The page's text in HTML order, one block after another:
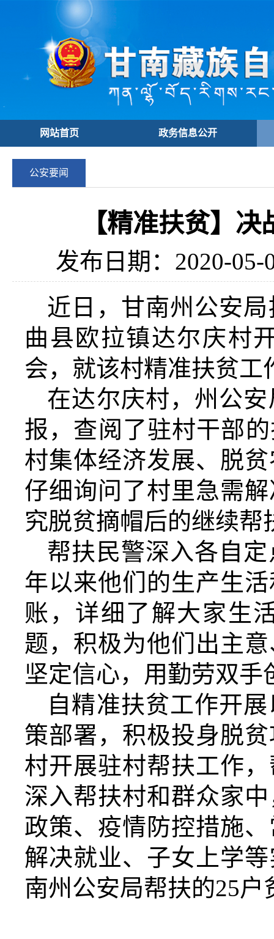
网站首页 政务信息公开
公安要闻
【精准扶贫】
发布日期：2020-05-
近日，甘南州公安
曲县欧拉镇达尔庆村
会，就该村精准扶贫
在达尔庆村，州公
报，查阅了驻村干部
村集体经济发展、脱
仔细询问了村里急需
究脱贫摘帽后的继续帮
帮扶民警深入各自
年以来他们的生产生
账，详细了解大家生
题，积极为他们出主
坚定信心，用勤劳双
自精准扶贫工作开
策部署，积极投身脱
村开展驻村帮扶工作
深入帮扶村和群众家
政策、疫情防控措施
解决就业、子女上学
南州公安局帮扶的25户